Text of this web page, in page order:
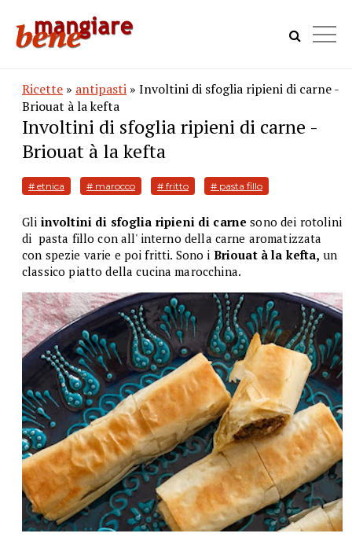
Ricette » antipasti » Involtini di sfoglia ripieni di carne -
Briouat à la kefta
Involtini di sfoglia ripieni di carne -
Briouat à la kefta
# etnica # marocco # fritto # pasta fillo
Gli involtini di sfoglia ripieni di carnesono dei rotolini
di pasta fillo con all' interno della carne aromatizzata
con spezie varie e poi fritti. Sono i Briouat à la kefta, un
classico piatto della cucina marocchina.